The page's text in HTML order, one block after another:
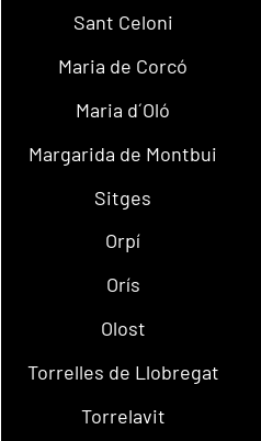
Sant Celoni
Maria de Corcó
Maria d´Oló
Margarida de Montbui
Sitges
Orpí
Orís
Olost
Torrelles de Llobregat
Torrelavit